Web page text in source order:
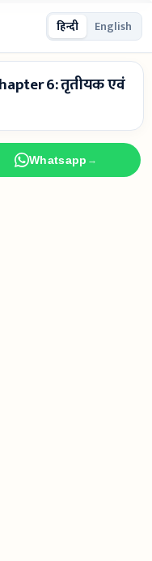
हिन्दी English
6: तृतीयक एवं
Whatsapp →